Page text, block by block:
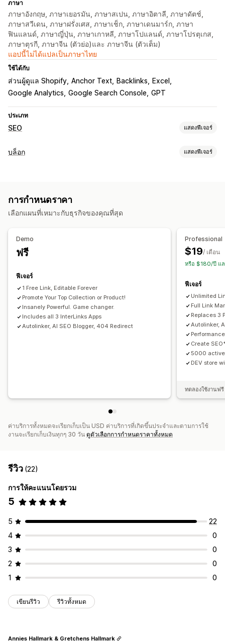
ภาษา
ภาษาอังกฤษ, ภาษาเยอรมัน, ภาษาสเปน, ภาษาอิตาลี, ภาษาดัตช์,
ภาษาสวีเดน, ภาษาฝรั่งเศส, ภาษาเช็ก, ภาษาเดนมาร์ก, ภาษา
ฟินแลนด์, ภาษาญี่ปุ่น, ภาษาเกาหลี, ภาษาโปแลนด์, ภาษาโปรตุเกส,
ภาษาตุรกี, ภาษาจีน (ตัวย่อ)และ ภาษาจีน (ตัวเต็ม)
แอปนี้ไม่ได้แปลเป็นภาษาไทย
ใช้ได้กับ
ส่วนผู้ดูแล Shopify Anchor Text Backlinks
Excel
Google Analytics Google Search Console GPT
ประเภท
SEO แสดงฟีเจอร์
เครื่องมือ SEO
การเฝ้าติดตามประสิทธิภาพ
การวิเคราะห์คำสำคัญ
การวิเคราะห์เนื้อหา
การติดตามอันดับ
ยอดเข้าชมเว็บไซต์
บล็อก แสดงฟีเจอร์
หลายภาษา การแปล
การเชื่อมโยงภายใน
ตัวเลือกการแสดงผล
โพสต์แนะนำ
การกรอง รหัสที่กำหนดเอง
การกำหนดราคา
เลือกแผนที่เหมาะกับธุรกิจของคุณที่สุด
Demo
ฟรี
ฟีเจอร์
1 Free Link, Editable Forever
Promote Your Top Collection or Product!
Insanely Powerful. Game changer.
Includes all 3 InterLinks Apps
Autolinker, AI SEO Blogger, 404 Redirect
Professional
$19/ เดือน
หรือ $180/ปี แล
ฟีเจอร์
Unlimited
Full Link
Replaces 3
Autolinker,
Create
5000
DEV store
ทดลองใช้งานฟ
ค่าบริการทั้งหมดจะเรียกเก็บเป็น USD ค่าบริการที่เกิดขึ้นประจำและตามการใช้
งานจะเรียกเก็บเงินทุกๆ 30 วัน ดูตัวเลือกการกำหนดราคาทั้งหมด
รีวิว (22)
การให้คะแนนโดยรวม
5
5
22
4
0
3
0
2
0
1
0
เขียนรีวิว รีวิวทั้งหมด
Annies Hallmark & Gretchens Hallmark